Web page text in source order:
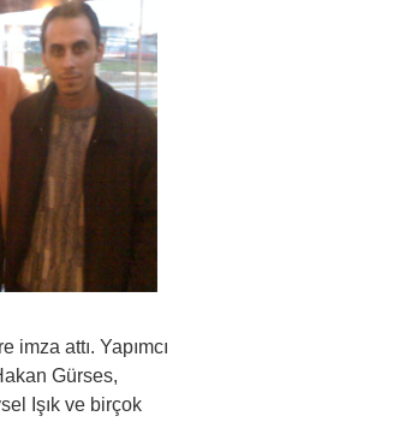
imza attı. Yapımcı
Gürses,
Işık ve birçok